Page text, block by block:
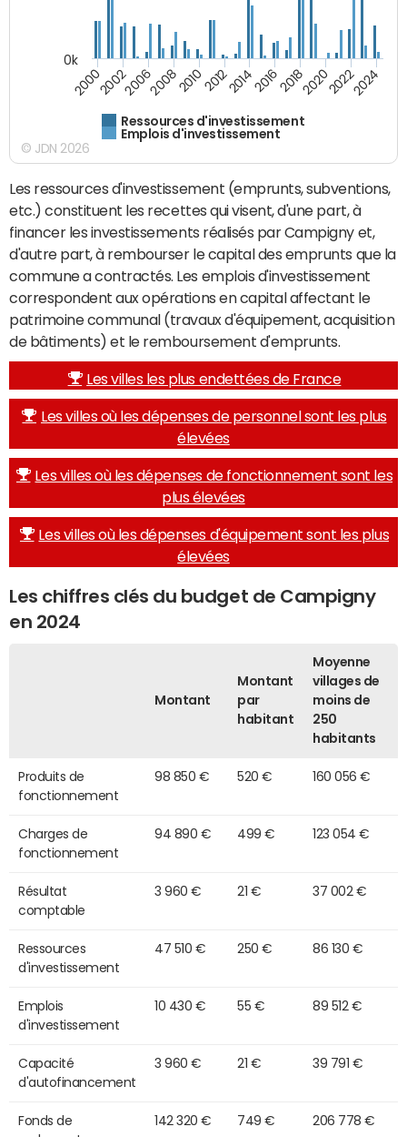
Ressources d'investissement
Emplois d'investissement
200020022006200820102012201420162018202020222024
0k
© JDN 2026
Les ressources d'investissement (emprunts, subventions,
etc.) constituent les recettes qui visent, d'une part, à
financer les investissements réalisés par Campigny et,
d'autre part, à rembourser le capital des emprunts que la
commune a contractés. Les emplois d'investissement
correspondent aux opérations en capital affectant le
patrimoine communal (travaux d'équipement, acquisition
de bâtiments) et le remboursement d'emprunts.
Les villes les plus endettées de France
Les villes où les dépenses de personnel sont les plus
élevées
Les villes où les dépenses de fonctionnement sont les
plus élevées
Les villes où les dépenses d'équipement sont les plus
élevées
Les chiffres clés du budget de Campigny
en 2024
Montant
Montant
par
habitant
Moyenne
villages de
moins de
250
habitants
Produits de
fonctionnement
98 850 € 520 € 160 056 €
Charges de
fonctionnement
94 890 € 499 € 123 054 €
Résultat
comptable
3 960 € 21 € 37 002 €
Ressources
d'investissement
47 510 € 250 € 86 130 €
Emplois
d'investissement
10 430 € 55 € 89 512 €
Capacité
d'autofinancement
3 960 € 21 € 39 791 €
Fonds de
142 320 € 749 € 206 778 €